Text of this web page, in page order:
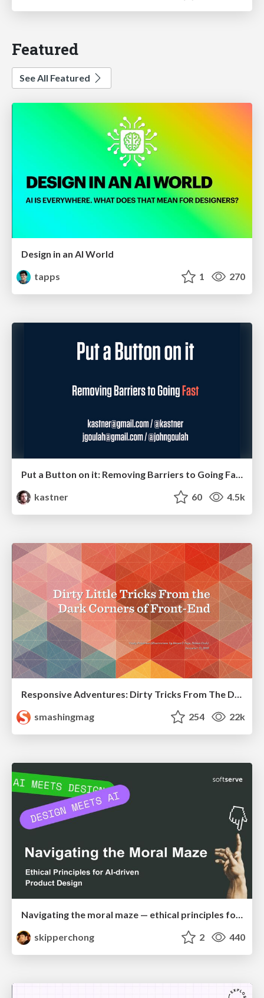
Featured
See All Featured
Design in an AI World
tapps
1 270
Put a Button on it: Removing Barriers to Going Fast.
kastner
60 4.5k
Responsive Adventures: Dirty Tricks From The Dark Corners of Front-End
smashingmag
254 22k
skipperchong
2 440